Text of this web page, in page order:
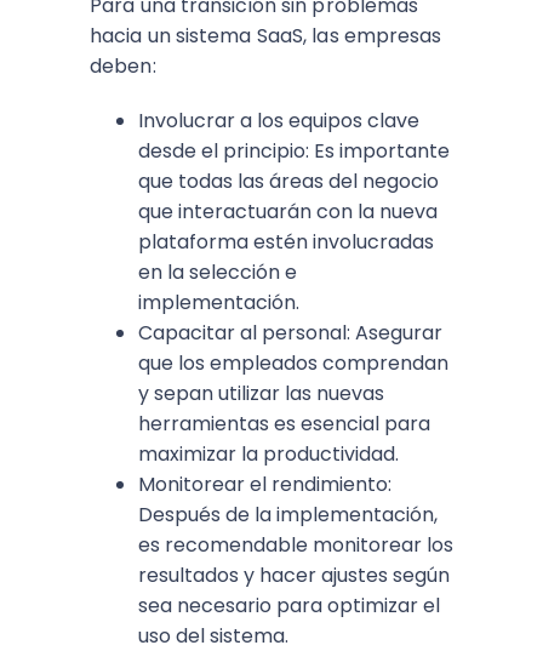
hacia un sistema SaaS, las empresas
deben:
Involucrar a los equipos clave
desde el principio: Es importante
que todas las áreas del negocio
que interactuarán con la nueva
plataforma estén involucradas
en la selección e
implementación.
Capacitar al personal: Asegurar
que los empleados comprendan
y sepan utilizar las nuevas
herramientas es esencial para
maximizar la productividad.
Monitorear el rendimiento:
Después de la implementación,
es recomendable monitorear los
resultados y hacer ajustes según
sea necesario para optimizar el
uso del sistema.